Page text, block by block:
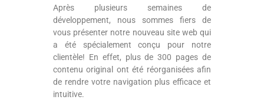
Après plusieurs semaines de
développement, nous sommes fiers de
vous présenter notre nouveau site web qui
a été spécialement conçu pour notre
clientèle! En effet, plus de 300 pages de
contenu original ont été réorganisées afin
de rendre votre navigation plus efficace et
intuitive.